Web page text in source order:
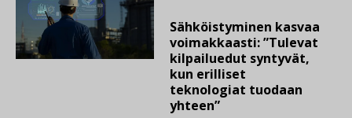
Sähköistyminen kasvaa
voimakkaasti: ”Tulevat
kilpailuedut syntyvät,
kun erilliset
teknologiat tuodaan
yhteen”